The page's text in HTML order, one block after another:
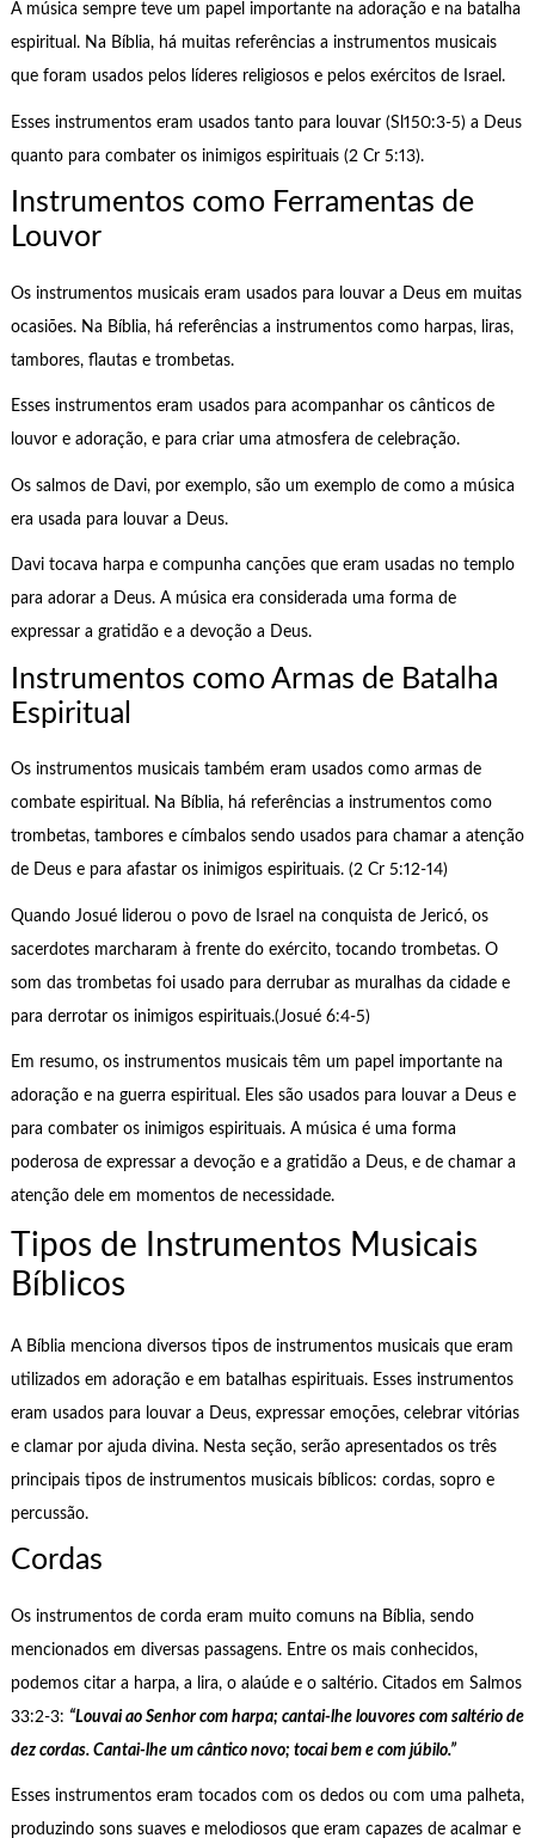
A música sempre teve um papel importante na adoração e na batalha
espiritual. Na Bíblia, há muitas referências a instrumentos musicais
que foram usados pelos líderes religiosos e pelos exércitos de Israel.
Esses instrumentos eram usados tanto para louvar (Sl150:3-5) a Deus
quanto para combater os inimigos espirituais (2 Cr 5:13).
Instrumentos como Ferramentas de
Louvor
Os instrumentos musicais eram usados para louvar a Deus em muitas
ocasiões. Na Bíblia, há referências a instrumentos como harpas, liras,
tambores, flautas e trombetas.
Esses instrumentos eram usados para acompanhar os cânticos de
louvor e adoração, e para criar uma atmosfera de celebração.
Os salmos de Davi, por exemplo, são um exemplo de como a música
era usada para louvar a Deus.
Davi tocava harpa e compunha canções que eram usadas no templo
para adorar a Deus. A música era considerada uma forma de
expressar a gratidão e a devoção a Deus.
Instrumentos como Armas de Batalha
Espiritual
Os instrumentos musicais também eram usados como armas de
combate espiritual. Na Bíblia, há referências a instrumentos como
trombetas, tambores e címbalos sendo usados para chamar a atenção
de Deus e para afastar os inimigos espirituais. (2 Cr 5:12-14)
Quando Josué liderou o povo de Israel na conquista de Jericó, os
sacerdotes marcharam à frente do exército, tocando trombetas. O
som das trombetas foi usado para derrubar as muralhas da cidade e
para derrotar os inimigos espirituais.(Josué 6:4-5)
Em resumo, os instrumentos musicais têm um papel importante na
adoração e na guerra espiritual. Eles são usados para louvar a Deus e
para combater os inimigos espirituais. A música é uma forma
poderosa de expressar a devoção e a gratidão a Deus, e de chamar a
atenção dele em momentos de necessidade.
Tipos de Instrumentos Musicais
Bíblicos
A Bíblia menciona diversos tipos de instrumentos musicais que eram
utilizados em adoração e em batalhas espirituais. Esses instrumentos
eram usados para louvar a Deus, expressar emoções, celebrar vitórias
e clamar por ajuda divina. Nesta seção, serão apresentados os três
principais tipos de instrumentos musicais bíblicos: cordas, sopro e
percussão.
Cordas
Os instrumentos de corda eram muito comuns na Bíblia, sendo
mencionados em diversas passagens. Entre os mais conhecidos,
podemos citar a harpa, a lira, o alaúde e o saltério. Citados em Salmos
33:2-3: “Louvai ao Senhor com harpa; cantai-lhe louvores com saltério de
dez cordas. Cantai-lhe um cântico novo; tocai bem e com júbilo.”
Esses instrumentos eram tocados com os dedos ou com uma palheta,
produzindo sons suaves e melodiosos que eram capazes de acalmar e